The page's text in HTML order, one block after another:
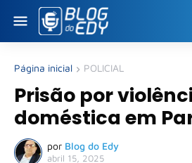
Página inicial POLICIAL
Prisão por
doméstica em
por Blog do Edy
abril 15, 2025